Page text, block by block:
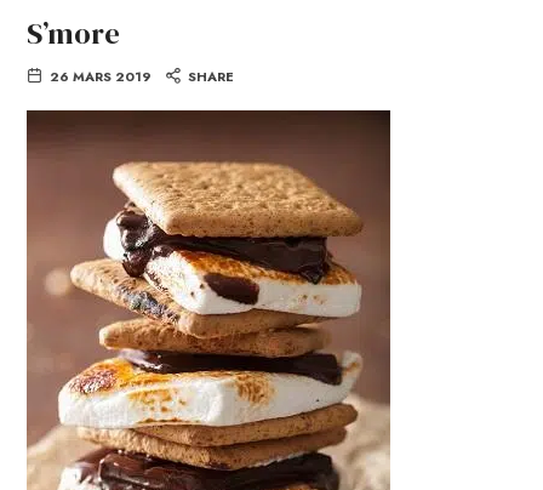
S’more
26 MARS 2019 SHARE